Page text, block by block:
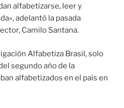
alfabetizarse, leer y
adelantó la pasada
Camilo Santana.
Alfabetiza Brasil, solo
segundo año de la
alfabetizados en el país en